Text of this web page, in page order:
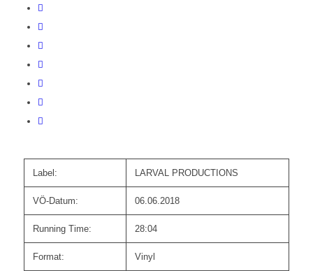
Label: LARVAL PRODUCTIONS
VÖ-Datum: 06.06.2018
Running Time: 28:04
Format: Vinyl